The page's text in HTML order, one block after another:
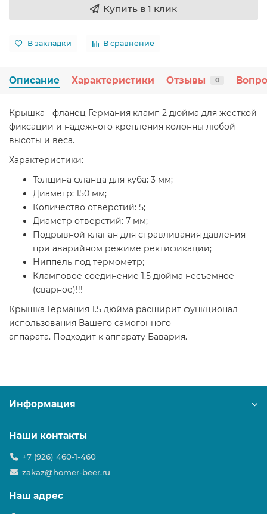
Купить в 1 клик
В закладки В сравнение
Описание Характеристики Отзывы 0
Крышка - фланец Германия кламп 2 дюйма для жесткой
фиксации и надежного крепления колонны любой
высоты и веса.
Характеристики:
Толщина фланца для куба: 3 мм;
Диаметр: 150 мм;
Количество отверстий: 5;
Диаметр отверстий: 7 мм;
Подрывной клапан для стравливания давления
при аварийном режиме ректификации;
Ниппель под термометр;
Кламповое соединение 1.5 дюйма несъемное
(сварное)!!!
Крышка Германия 1.5 дюйма расширит функционал
использования Вашего самогонного
аппарата. Подходит к аппарату Бавария.
Информация
Наши контакты
+7 (926) 460-1-460
zakaz@homer-beer.ru
Наш адрес